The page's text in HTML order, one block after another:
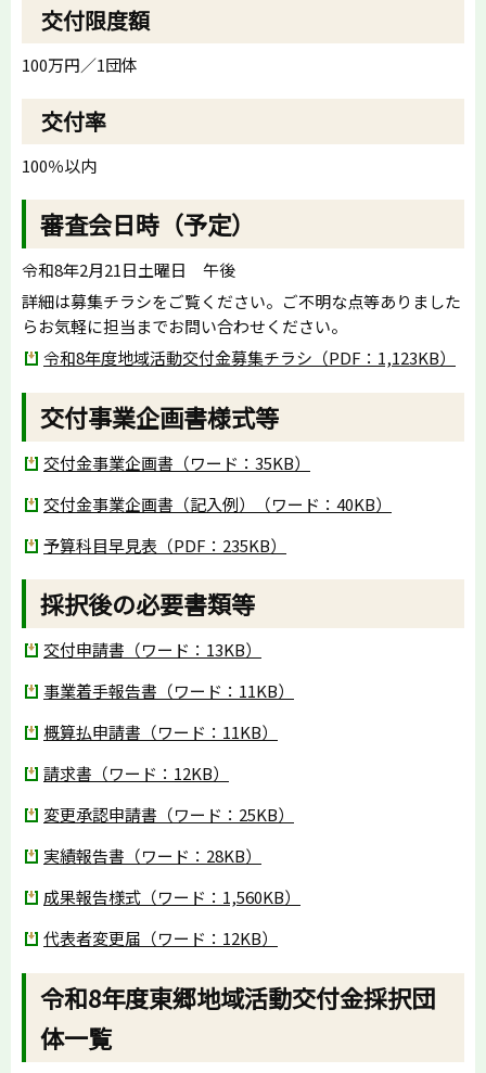
交付限度額
100万円／1団体
交付率
100％以内
審査会日時（予定）
令和8年2月21日土曜日 午後
詳細は募集チラシをご覧ください。ご不明な点等ありました
らお気軽に担当までお問い合わせください。
令和8年度地域活動交付金募集チラシ（PDF：1,123KB）
交付事業企画書様式等
交付金事業企画書（ワード：35KB）
交付金事業企画書（記入例）（ワード：40KB）
予算科目早見表（PDF：235KB）
採択後の必要書類等
交付申請書（ワード：13KB）
事業着手報告書（ワード：11KB）
概算払申請書（ワード：11KB）
請求書（ワード：12KB）
変更承認申請書（ワード：25KB）
実績報告書（ワード：28KB）
成果報告様式（ワード：1,560KB）
代表者変更届（ワード：12KB）
令和8年度東郷地域活動交付金採択団
体一覧